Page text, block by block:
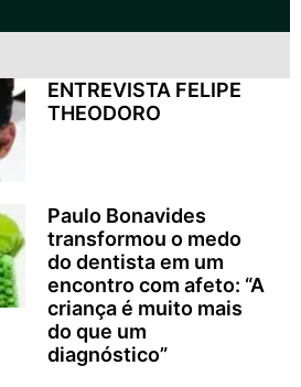
ENTREVISTA FELIPE
THEODORO
Paulo Bonavides
transformou o medo
do dentista em um
encontro com afeto: “A
criança é muito mais
do que um
diagnóstico”